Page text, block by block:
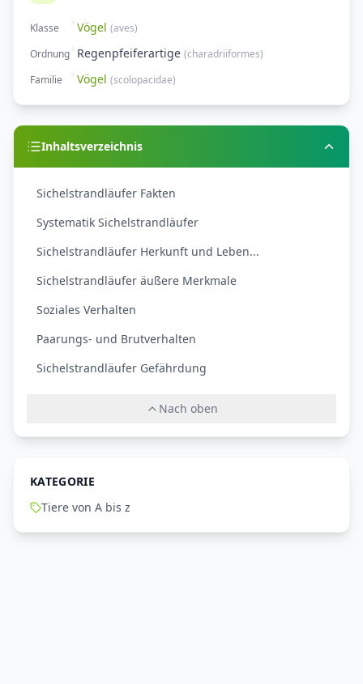
Klasse Vögel (aves)
Ordnung Regenpfeiferartige (charadriiformes)
Familie
Vögel (scolopacidae)
Inhaltsverzeichnis
Sichelstrandläufer Fakten
Systematik Sichelstrandläufer
Sichelstrandläufer Herkunft und Leben...
Sichelstrandläufer äußere Merkmale
Soziales Verhalten
Paarungs- und Brutverhalten
Sichelstrandläufer Gefährdung
Nach oben
KATEGORIE
Tiere von A bis z